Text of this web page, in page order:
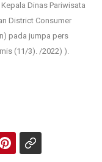
Dinas Pariwisata
District Consumer
pada jumpa pers
(11/3). /2022) ).